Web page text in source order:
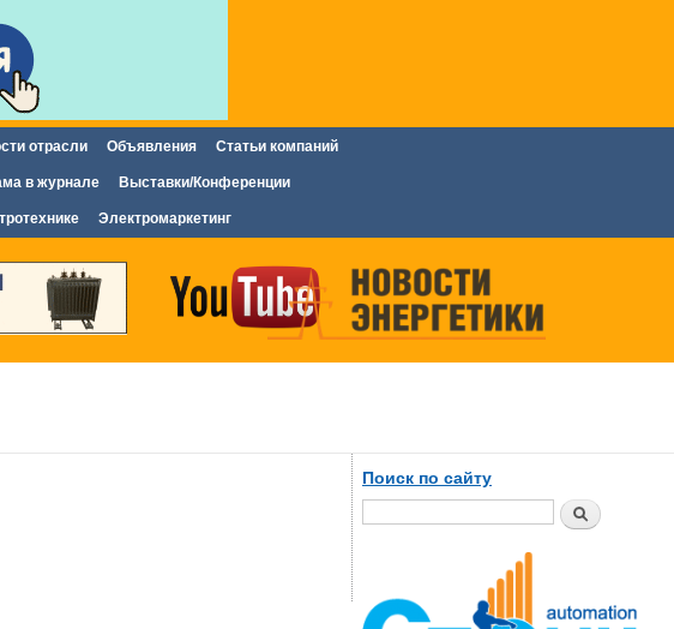
отрасли Объявления Статьи компаний
в журнале Выставки/Конференции
Электромаркетинг
Поиск по сайту
Поиск